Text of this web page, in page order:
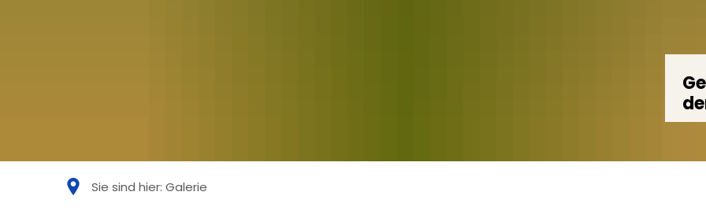
Sie sind hier: Galerie